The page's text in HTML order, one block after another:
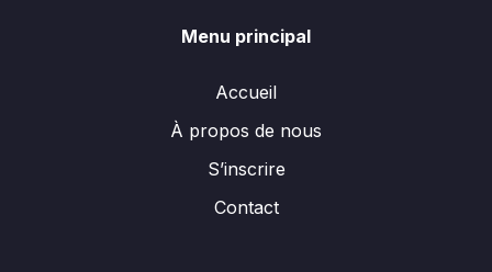
Menu principal
Accueil
À propos de nous
S’inscrire
Contact